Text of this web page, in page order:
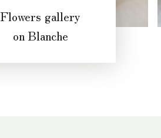
Flowers gallery
on Blanche